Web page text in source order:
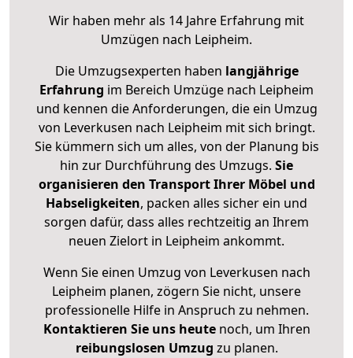
Wir haben mehr als 14 Jahre Erfahrung mit
Umzügen nach Leipheim.
Die Umzugsexperten haben langjährige
Erfahrung im Bereich Umzüge nach Leipheim
und kennen die Anforderungen, die ein Umzug
von Leverkusen nach Leipheim mit sich bringt.
Sie kümmern sich um alles, von der Planung bis
hin zur Durchführung des Umzugs. Sie
organisieren den Transport Ihrer Möbel und
Habseligkeiten, packen alles sicher ein und
sorgen dafür, dass alles rechtzeitig an Ihrem
neuen Zielort in Leipheim ankommt.
Wenn Sie einen Umzug von Leverkusen nach
Leipheim planen, zögern Sie nicht, unsere
professionelle Hilfe in Anspruch zu nehmen.
Kontaktieren Sie uns heutenoch, um Ihren
reibungslosen Umzug zu planen.